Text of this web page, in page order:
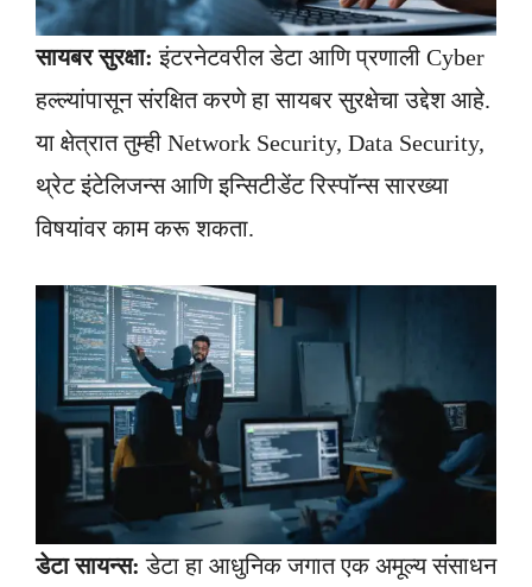
सायबर सुरक्षा: इंटरनेटवरील डेटा आणि प्रणाली Cyber
हल्ल्यांपासून संरक्षित करणे हा सायबर सुरक्षेचा उद्देश आहे.
या क्षेत्रात तुम्ही Network Security, Data Security,
थ्रेट इंटेलिजन्स आणि इन्सिटीडेंट रिस्पॉन्स सारख्या
विषयांवर काम करू शकता.
डेटा सायन्स: डेटा हा आधुनिक जगात एक अमूल्य संसाधन